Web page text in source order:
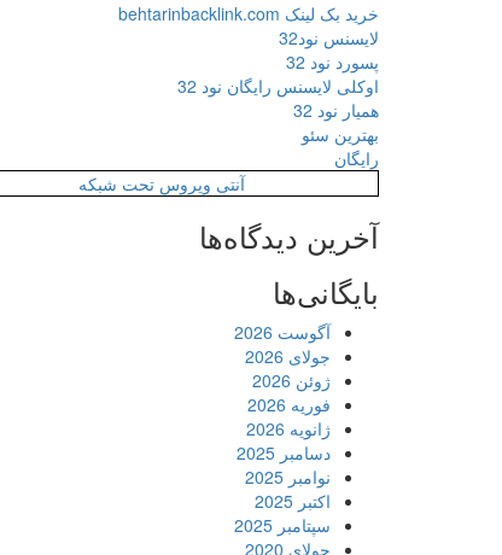
خرید بک لینک behtarinbacklink.com
لایسنس نود32
پسورد نود 32
اوکلی لایسنس رایگان نود 32
همیار نود 32
بهترین سئو
رایگان
آنتی ویروس تحت شبکه
آخرین دیدگاه‌ها
بایگانی‌ها
آگوست 2026
جولای 2026
ژوئن 2026
فوریه 2026
ژانویه 2026
دسامبر 2025
نوامبر 2025
اکتبر 2025
سپتامبر 2025
جولای 2020